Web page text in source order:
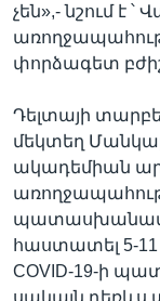
չեն»,- նշում է
փորձագետ
Դելտայի
մեկտեղ
ակադեմիան
հաստատել 5-
COVID-19-ի
սակայն դեռևս